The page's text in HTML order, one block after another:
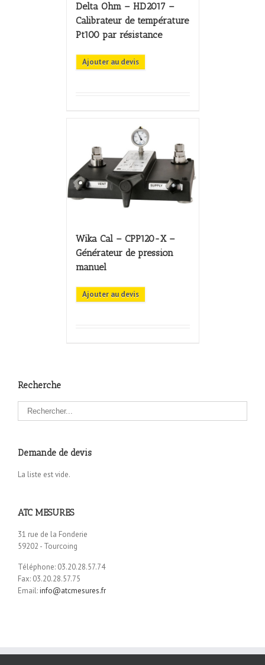
Delta Ohm – HD2017 –
Calibrateur de température
Pt100 par résistance
Ajouter au devis
Wika Cal – CPP120-X –
Générateur de pression
manuel
Ajouter au devis
Recherche
Demande de devis
La liste est vide.
ATC MESURES
31 rue de la Fonderie
59202 - Tourcoing
Téléphone: 03.20.28.57.74
Fax: 03.20.28.57.75
Email:info@atcmesures.fr